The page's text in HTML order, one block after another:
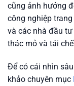
cũng ảnh hưởng
công nghiệp
và các nhà đầu
thác mỏ và tái
Để có cái nhìn
khảo chuyên mục